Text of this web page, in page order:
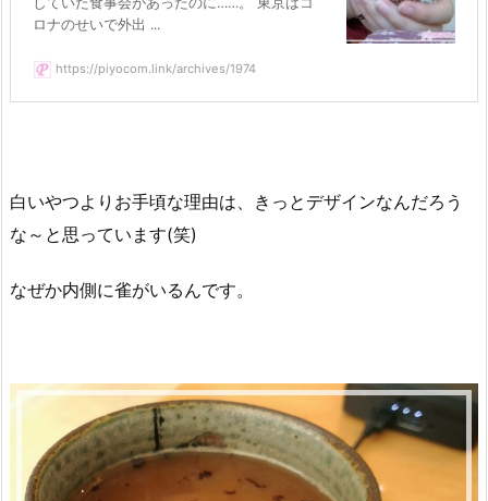
ロナのせいで外出 ...
https://piyocom.link/archives/1974
白いやつよりお手頃な理由は、きっとデザインなんだろう
な～と思っています(笑)
なぜか内側に雀がいるんです。